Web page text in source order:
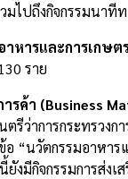
ไปถึงกิจกรรมนาที
หารและการเกษต
ราย
ารค้า (Business
รีว่าการกระทรวง
อ “นวัตกรรมอาหา
งมีกิจกรรมการส่